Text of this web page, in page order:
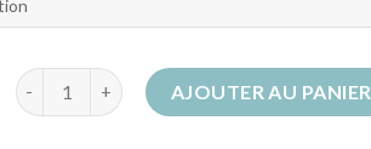
quantité de santiag beigeAJOUTER AU PANIER